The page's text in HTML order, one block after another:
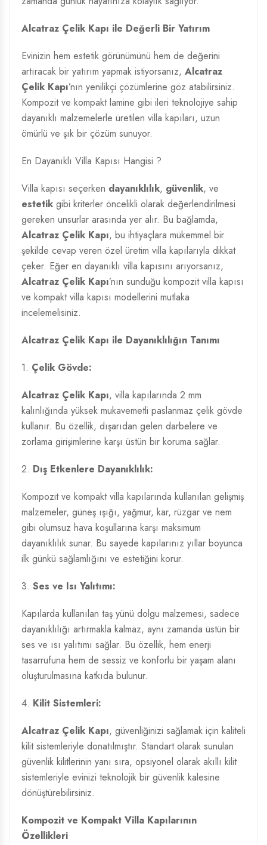
Alcatraz Çelik Kapı ile Değerli Bir Yatırım
Evinizin hem estetik görünümünü hem de değerini
artıracak bir yatırım yapmak istiyorsanız, Alcatraz
Çelik Kapı’nın yenilikçi çözümlerine göz atabilirsiniz.
Kompozit ve kompakt lamine gibi ileri teknolojiye sahip
dayanıklı malzemelerle üretilen villa kapıları, uzun
ömürlü ve şık bir çözüm sunuyor.
En Dayanıklı Villa Kapısı Hangisi ?
Villa kapısı seçerken dayanıklılık, güvenlik, ve
estetik gibi kriterler öncelikli olarak değerlendirilmesi
gereken unsurlar arasında yer alır. Bu bağlamda,
Alcatraz Çelik Kapı, bu ihtiyaçlara mükemmel bir
şekilde cevap veren özel üretim villa kapılarıyla dikkat
çeker. Eğer en dayanıklı villa kapısını arıyorsanız,
Alcatraz Çelik Kapı’nın sunduğu kompozit villa kapısı
ve kompakt villa kapısı modellerini mutlaka
incelemelisiniz.
Alcatraz Çelik Kapı ile Dayanıklılığın Tanımı
1. Çelik Gövde:
Alcatraz Çelik Kapı, villa kapılarında 2 mm
kalınlığında yüksek mukavemetli paslanmaz çelik gövde
kullanır. Bu özellik, dışarıdan gelen darbelere ve
zorlama girişimlerine karşı üstün bir koruma sağlar.
2. Dış Etkenlere Dayanıklılık:
Kompozit ve kompakt villa kapılarında kullanılan gelişmiş
malzemeler, güneş ışığı, yağmur, kar, rüzgar ve nem
gibi olumsuz hava koşullarına karşı maksimum
dayanıklılık sunar. Bu sayede kapılarınız yıllar boyunca
ilk günkü sağlamlığını ve estetiğini korur.
3. Ses ve Isı Yalıtımı:
Kapılarda kullanılan taş yünü dolgu malzemesi, sadece
dayanıklılığı artırmakla kalmaz, aynı zamanda üstün bir
ses ve ısı yalıtımı sağlar. Bu özellik, hem enerji
tasarrufuna hem de sessiz ve konforlu bir yaşam alanı
oluşturulmasına katkıda bulunur.
4. Kilit Sistemleri:
Alcatraz Çelik Kapı, güvenliğinizi sağlamak için kaliteli
kilit sistemleriyle donatılmıştır. Standart olarak sunulan
güvenlik kilitlerinin yanı sıra, opsiyonel olarak akıllı kilit
sistemleriyle evinizi teknolojik bir güvenlik kalesine
dönüştürebilirsiniz.
Kompozit ve Kompakt Villa Kapılarının
Özellikleri